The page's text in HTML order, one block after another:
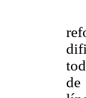
de